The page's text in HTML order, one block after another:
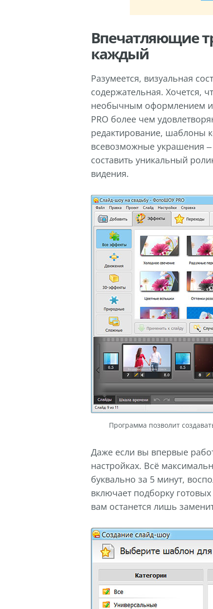
Впечатляющие
каждый
Разумеется, визуальная
содержательная. Хочется,
необычным оформлением
PRO более чем
редактирование, шаблоны
всевозможные украшения –
составить уникальный
видения.
Программа позволит
Даже если вы впервые
настройках. Всё
буквально за 5 минут,
включает подборку
вам останется лишь